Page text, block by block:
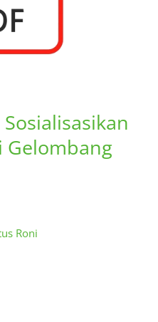
Gelombang
Roni